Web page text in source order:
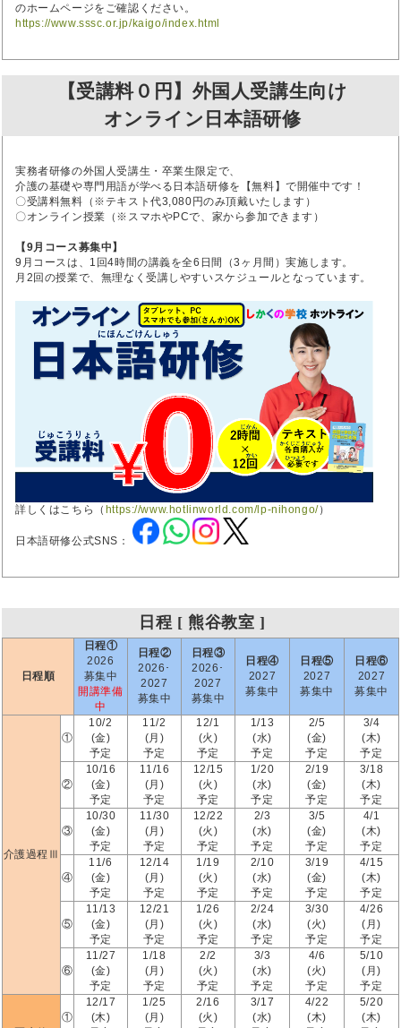
のホームページをご確認ください。
https://www.sssc.or.jp/kaigo/index.html
【受講料０円】外国人受講生向け
オンライン日本語研修
実務者研修の外国人受講生・卒業生限定で、
介護の基礎や専門用語が学べる日本語研修を【無料】で開催中です！
〇受講料無料（※テキスト代3,080円のみ頂戴いたします）
〇オンライン授業（※スマホやPCで、家から参加できます）
【9月コース募集中】
9月コースは、1回4時間の講義を全6日間（3ヶ月間）実施します。
月2回の授業で、無理なく受講しやすいスケジュールとなっています。
詳しくはこちら（ https://www.hotlinworld.com/lp-nihongo/）
日本語研修公式SNS：
日程 [ 熊谷教室 ]
日程順
日程①
2026
募集中
開講準備
中
日程②
2026･
2027
募集中
日程③
2026･
2027
募集中
日程④
2027
募集中
日程⑤
2027
募集中
日程⑥
2027
募集中
介護過程Ⅲ
①
10/2
(金)
予定
11/2
(月)
予定
12/1
(火)
予定
1/13
(水)
予定
2/5
(金)
予定
3/4
(木)
予定
②
10/16
(金)
予定
11/16
(月)
予定
12/15
(火)
予定
1/20
(水)
予定
2/19
(金)
予定
3/18
(木)
予定
③
10/30
(金)
予定
11/30
(月)
予定
12/22
(火)
予定
2/3
(水)
予定
3/5
(金)
予定
4/1
(木)
予定
④
11/6
(金)
予定
12/14
(月)
予定
1/19
(火)
予定
2/10
(水)
予定
3/19
(金)
予定
4/15
(木)
予定
⑤
11/13
(金)
予定
12/21
(月)
予定
1/26
(火)
予定
2/24
(水)
予定
3/30
(火)
予定
4/26
(月)
予定
⑥
11/27
(金)
予定
1/18
(月)
予定
2/2
(火)
予定
3/3
(水)
予定
4/6
(火)
予定
5/10
(月)
予定
①
12/17
(木)
1/25
(月)
2/16
(火)
3/17
(水)
4/22
(木)
5/20
(木)